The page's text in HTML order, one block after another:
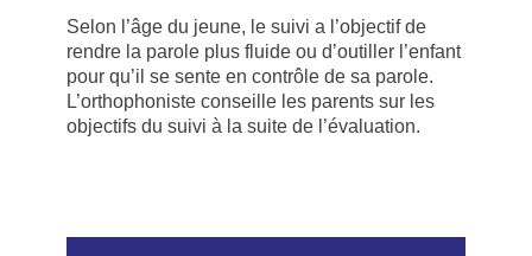
Selon l’âge du jeune, le suivi a l’objectif de
rendre la parole plus fluide ou d’outiller l’enfant
pour qu’il se sente en contrôle de sa parole.
L’orthophoniste conseille les parents sur les
objectifs du suivi à la suite de l’évaluation.